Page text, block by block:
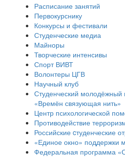
Расписание занятий
Первокурснику
Конкурсы и фестивали
Студенческие медиа
Майноры
Творческие интенсивы
Спорт ВИВТ
Волонтеры ЦГВ
Научный клуб
Студенческий молодёжный
«Времён связующая нить»
Центр психологической
Противодействие
Российские cтуденческие
«Единое окно» поддержки
Федеральная программа